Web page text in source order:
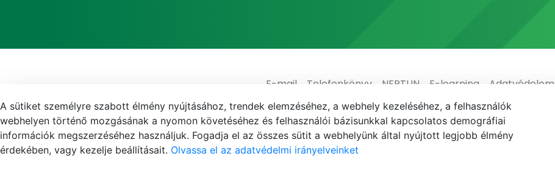
E-mail Telefonkönyv NEPTUN E-learning Adatvédelem
A sütiket személyre szabott élmény nyújtásához, trendek elemzéséhez, a webhely kezeléséhez, a felhasználók
webhelyen történő mozgásának a nyomon követéséhez és felhasználói bázisunkkal kapcsolatos demográfiai
információk megszerzéséhez használjuk. Fogadja el az összes sütit a webhelyünk által nyújtott legjobb élmény
érdekében, vagy kezelje beállításait. Olvassa el az adatvédelmi irányelveinket